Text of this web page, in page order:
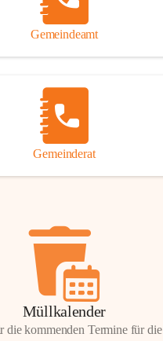
Gemeindeamt
Gemeinderat
Müllkalender
die kommenden Termine für die